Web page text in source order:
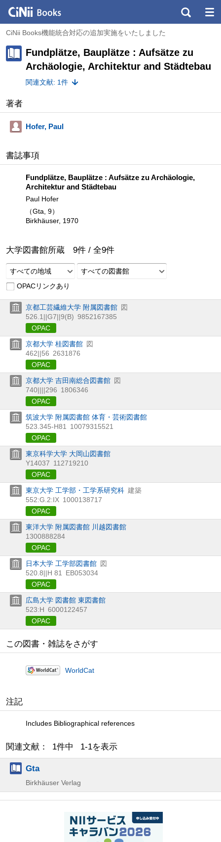
CiNii Books機能統合対応の追加実施をいたしました
Fundplätze, Bauplätze : Aufsätze zu
Archäologie, Architektur and Städtebau
関連文献: 1件
著者
Hofer, Paul
書誌事項
Fundplätze, Bauplätze : Aufsätze zu Archäologie,
Architektur and Städtebau
Paul Hofer
（Gta, 9）
Birkhäuser, 1970
大学図書館所蔵 9件 / 全9件
すべての地域
すべての図書館
OPACリンクあり
京都工芸繊維大学 附属図書館 図
526.1||G7||9(B) 9852167385
OPAC
京都大学 桂図書館 図
462||56 2631876
OPAC
京都大学 吉田南総合図書館 図
740||||296 1806346
OPAC
筑波大学 附属図書館 体育・芸術図書館
523.345-H81
10079315521
OPAC
東京科学大学 大岡山図書館
Y14037 112719210
OPAC
東京大学 工学部・工学系研究科 建築
552:G.2:IX 1000138717
OPAC
東洋大学 附属図書館 川越図書館
1300888284
OPAC
日本大学 工学部図書館 図
520.8||H 81
EB053034
OPAC
広島大学 図書館 東図書館
523:H 6000122457
OPAC
この図書・雑誌をさがす
WorldCat
注記
Includes Bibliographical references
関連文献： 1件中 1-1を表示
Gta
Birkhäuser Verlag